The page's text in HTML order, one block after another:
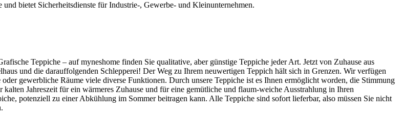
bietet Sicherheitsdienste für Industrie-, Gewerbe- und Kleinunternehmen.
Teppiche – auf myneshome finden Sie qualitative, aber günstige Teppiche jeder Art. Jetzt von Zuhause aus
und die darauffolgenden Schlepperei! Der Weg zu Ihrem neuwertigen Teppich hält sich in Grenzen. Wir verfügen
gewerbliche Räume viele diverse Funktionen. Durch unsere Teppiche ist es Ihnen ermöglicht worden, die Stimmung
Jahreszeit für ein wärmeres Zuhause und für eine gemütliche und flaum-weiche Ausstrahlung in Ihren
potenziell zu einer Abkühlung im Sommer beitragen kann. Alle Teppiche sind sofort lieferbar, also müssen Sie nicht